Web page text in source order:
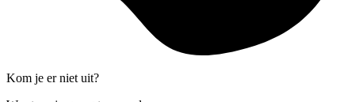
Kom je er niet uit?